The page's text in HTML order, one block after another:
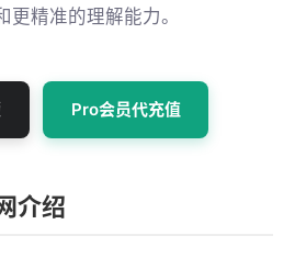
更精准的理解能力。
Pro会员代充值
介绍